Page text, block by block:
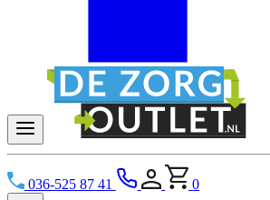
036-525 87 41 0